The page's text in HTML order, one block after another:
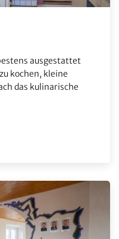
ausgestattet
kochen, kleine
das kulinarische